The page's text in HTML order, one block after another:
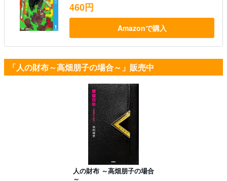
460円
Amazonで購入
「人の財布～高畑朋子の場合～」販売中
人の財布 ～高畑朋子の場合
～